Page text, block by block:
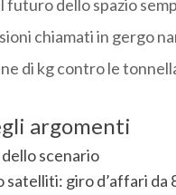
futuro dello spazio
chiamati in gergo
di kg contro le
argomenti
dello scenario
satelliti: giro d’affari da